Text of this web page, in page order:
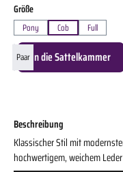
Größeauswählen
Pony Cob Full
Produkt Anzahl: Gib den
Paar In die Sattelkammer
Beschreibung
Klassischer Stil mit
hochwertigem, weichem